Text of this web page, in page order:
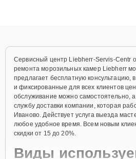
Сервисный центр Liebherr-Servis-Centr
ремонта морозильных камер Liebherr
предлагает бесплатную консультацию,
и фиксированные для всех клиентов
обслуживание можно самостоятельно,
службу доставки компании, которая
Иваново. Действует услуга выезда
любое удобное время. Всем новым
скидки от 15 до 20%.
Виды